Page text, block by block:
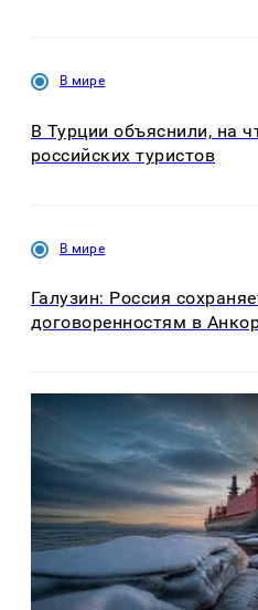
В мире
В Турции объяснили, на
российских туристов
В мире
Галузин: Россия
договоренностям в